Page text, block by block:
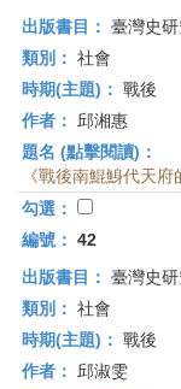
史
研
究
所-
首
頁
出版書目： 臺灣史
類別： 社會
時期(主題)： 戰後
作者：
邱湘惠
題名 (點擊閱讀)：
《戰後南鯤鯓代天
勾選：
編號： 42
出版書目： 臺灣史
類別： 社會
時期(主題)： 戰後
作者：
邱淑雯